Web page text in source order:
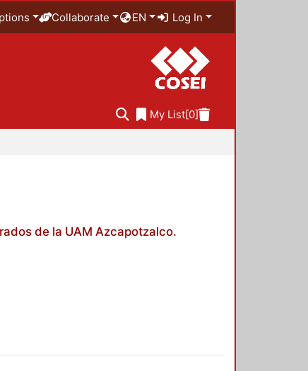
Collaborate EN Log In
My List[0]
de la UAM Azcapotzalco.